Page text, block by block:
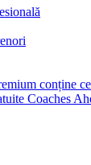
conține
Coaches